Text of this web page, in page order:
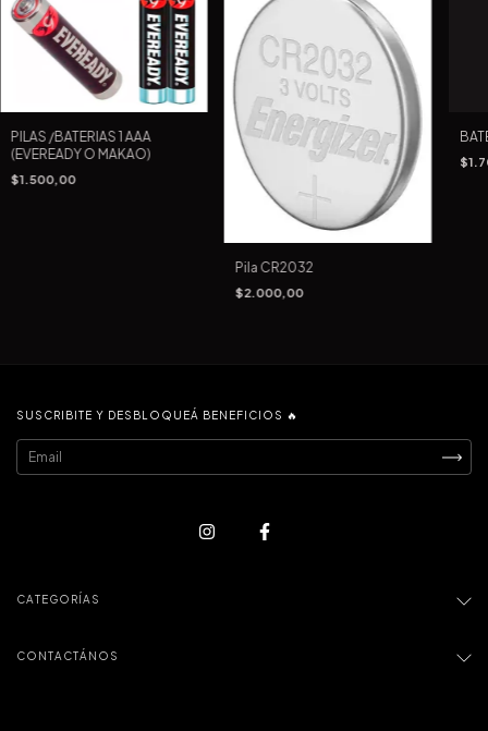
PILAS /BATERIAS 1 AAA
(EVEREADY O MAKAO)
$1.500,00
Pila CR2032
$2.000,00
SUSCRIBITE Y DESBLOQUEÁ BENEFICIOS 🔥
CATEGORÍAS
CONTACTÁNOS